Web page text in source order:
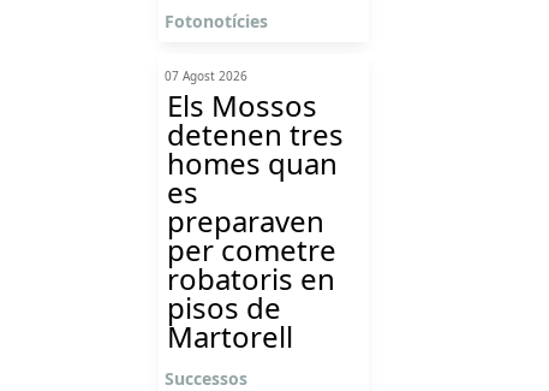
Fotonotícies
07 Agost 2026
Els Mossos
detenen tres
homes quan
es
preparaven
per cometre
robatoris en
pisos de
Martorell
Successos